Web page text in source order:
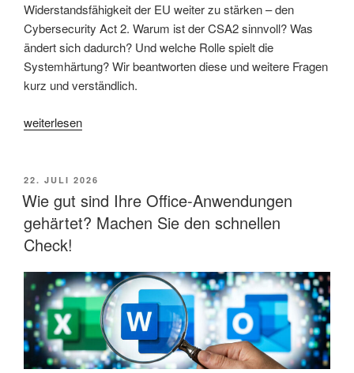
Widerstandsfähigkeit der EU weiter zu stärken – den
Cybersecurity Act 2. Warum ist der CSA2 sinnvoll? Was
ändert sich dadurch? Und welche Rolle spielt die
Systemhärtung? Wir beantworten diese und weitere Fragen
kurz und verständlich.
„EU
2:
Eine
Zusammenfassung
der
wichtigsten
Punkte“
weiterlesen
VERÖFFENTLICHT
AM
22. JULI 2026
Wie gut sind Ihre Office-Anwendungen
gehärtet? Machen Sie den schnellen
Check!